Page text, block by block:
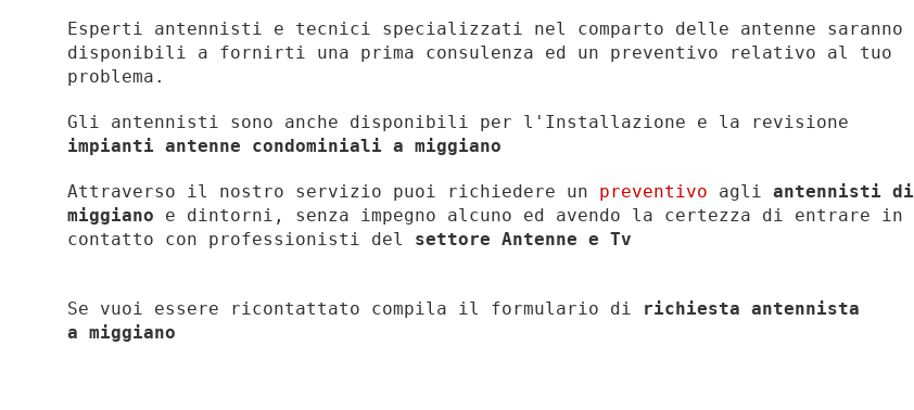
Esperti antennisti e tecnici specializzati nel comparto delle antenne saranno
disponibili a fornirti una prima consulenza ed un preventivo relativo al tuo
problema.
Gli antennisti sono anche disponibili per l'Installazione e la revisione
impianti antenne condominiali a miggiano
Attraverso il nostro servizio puoi richiedere un preventivo agli antennisti di
miggiano e dintorni, senza impegno alcuno ed avendo la certezza di entrare in
contatto con professionisti del settore Antenne e Tv
Se vuoi essere ricontattato compila il formulario di
richiesta antennista
a miggiano